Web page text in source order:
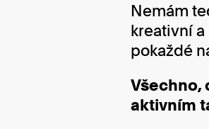
Nemám
kreativní
pokaždé
Všechno,
aktivním